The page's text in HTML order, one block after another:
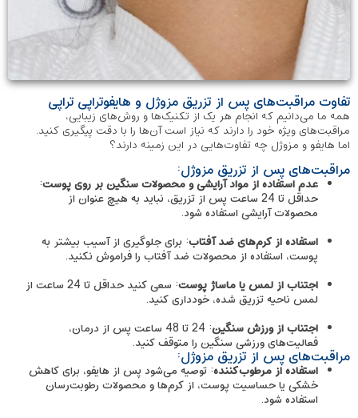
تفاوت مراقبت‌های پس از تزریق مزوژل و هایفوتراپی تراپی
همه ما می‌دانیم که انجام هر یک از تکنیک‌ها و روش‌های زیبایی،
مراقبت‌های ویژه خود را دارند که نیاز است آن‌ها را با دقت پیگیری کنید.
اما هایفو و مزوژل چه تفاوت‌هایی در این زمینه دارند؟
مراقبت‌های پس از تزریق مزوژل:
عدم استفاده از مواد آرایشی و محصولات سنگین بر روی پوست:
حداقل تا 24 ساعت پس از تزریق، نباید به هیچ عنوان از
محصولات آرایشی استفاده شود.
استفاده از کرم‌های ضد آفتاب: برای جلوگیری از آسیب بیشتر به
پوست، استفاده از محصولات ضد آفتاب را فراموش نکنید.
اجتناب از لمس یا ماساژ پوست
: سعی کنید حداقل تا 24 ساعت از
لمس ناحیه تزریق شده، خودداری کنید.
اجتناب از ورزش سنگین
: 24 تا 48 ساعت پس از درمان،
فعالیت‌های ورزشی سنگین را متوقف کنید.
مراقبت‌های پس از تزریق مزوژل:
استفاده از مرطوب‌کننده: توصیه می‌شود پس از هایفو، برای کاهش
خشکی یا حساسیت پوست، از کرم‌ها و محصولات رطوبت‌رسان
استفاده شود.